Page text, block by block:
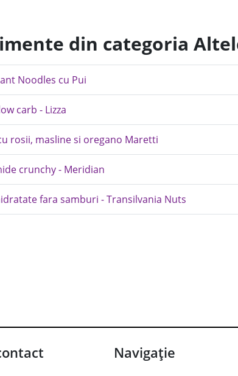
din categoria
Noodles cu Pui
carb - Lizza
rosii, masline si oregano Maretti
crunchy - Meridian
fara samburi - Transilvania Nuts
Navigație